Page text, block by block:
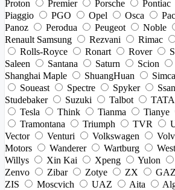
Proton
Premier Porsche Pontiac
Piaggio
PGO Opel Osca
Panoz
Perodua Peugeot Noble
Renault Samsung
Rezvani Rimac
Rolls-Royce
Ronart Rover
Saleen
Santana Saturn Scion
Shanghai Maple
ShuangHuan Simca
Soueast
Spectre Spyker
Studebaker
Suzuki Talbot TATA
Tesla
Think Tianma Tianye
Tramontana
Triumph TVR
Vector
Venturi Volkswagen
Motors
Wanderer Wartburg
Willys
Xin Kai Xpeng Yulon
Zenvo
Zibar Zotye ZX GAZ
ZIS
Moscvich UAZ Aita